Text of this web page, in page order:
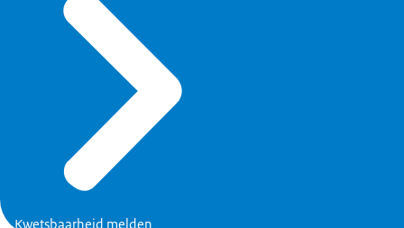
Kwetsbaarheid melden